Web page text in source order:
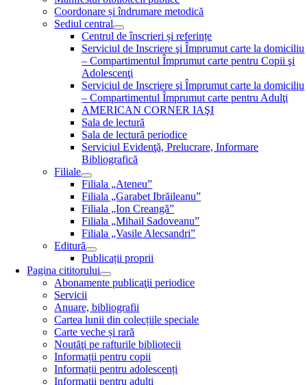
Coordonare și îndrumare metodică
Sediul central
Centrul de înscrieri și referințe
Serviciul de Inscriere şi Împrumut carte la domiciliu
– Compartimentul Împrumut carte pentru Copii şi
Adolescenţi
Serviciul de Inscriere şi Împrumut carte la domiciliu
– Compartimentul Împrumut carte pentru Adulţi
AMERICAN CORNER IAŞI
Sala de lectură
Sala de lectură periodice
Serviciul Evidenţă, Prelucrare, Informare
Bibliografică
Filiale
Filiala „Ateneu”
Filiala „Garabet Ibrăileanu”
Filiala „Ion Creangă”
Filiala „Mihail Sadoveanu”
Filiala „Vasile Alecsandri”
Editură
Publicații proprii
Pagina cititorului
Abonamente publicaţii periodice
Servicii
Anuare, bibliografii
Cartea lunii din colecțiile speciale
Carte veche și rară
Noutăţi pe rafturile bibliotecii
Informații pentru copii
Informații pentru adolescenți
Informații pentru adulți